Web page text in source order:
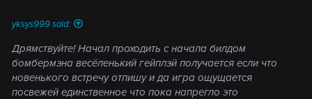
yksys999 said:
Дрямствуйте! Начал проходить с начала билдом
бомбермэна весёленький гейплэй получается если что
новенького встречу отпишу и да игра ощущается
посвежей единственное что пока напрегло это